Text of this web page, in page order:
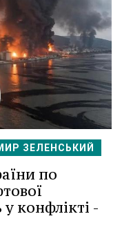
ЗЕЛЕНСЬКИЙ
по
конфлікті -